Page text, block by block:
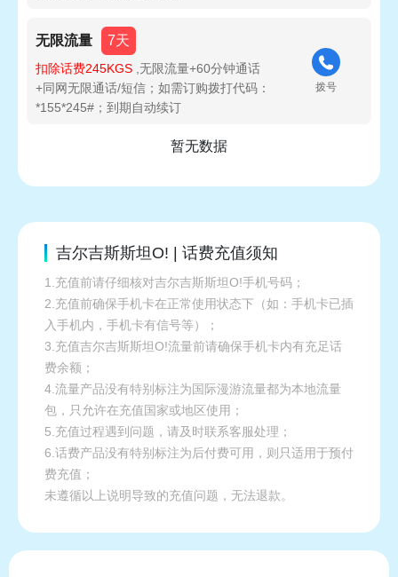
无限流量 7天
扣除话费245KGS ,无限流量+60分钟通话
+同网无限通话/短信；如需订购拨打代码：
*155*245#；到期自动续订
拨号
暂无数据
吉尔吉斯斯坦O! | 话费充值须知
1.充值前请仔细核对吉尔吉斯斯坦O!手机号码；
2.充值前确保手机卡在正常使用状态下（如：手机卡已插
入手机内，手机卡有信号等）；
3.充值吉尔吉斯斯坦O!流量前请确保手机卡内有充足话
费余额；
4.流量产品没有特别标注为国际漫游流量都为本地流量
包，只允许在充值国家或地区使用；
5.充值过程遇到问题，请及时联系客服处理；
6.话费产品没有特别标注为后付费可用，则只适用于预付
费充值；
未遵循以上说明导致的充值问题，无法退款。